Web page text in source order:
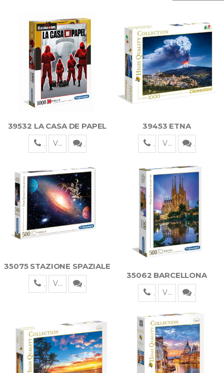
39532 LA CASA DE PAPEL
Visualizza
39453 ETNA
Visualizza
35075 STAZIONE SPAZIALE
Visualizza
35062 BARCELLONA
Visualizza